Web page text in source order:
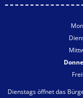
Dienstags öffnet das